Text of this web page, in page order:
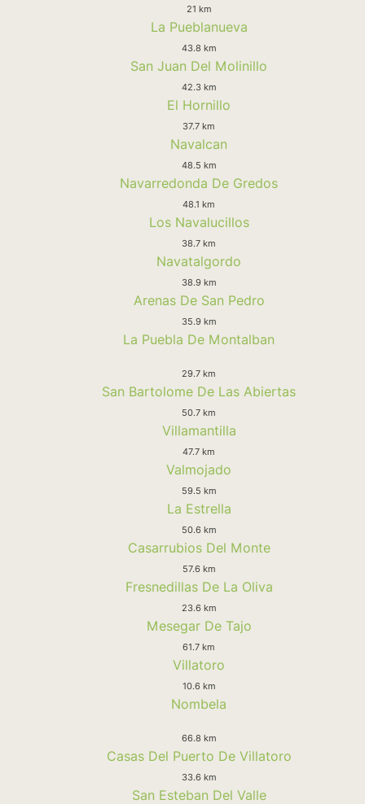
21 km
La Pueblanueva
43.8 km
San Juan Del Molinillo
42.3 km
El Hornillo
37.7 km
Navalcan
48.5 km
Navarredonda De Gredos
48.1 km
Los Navalucillos
38.7 km
Navatalgordo
38.9 km
Arenas De San Pedro
35.9 km
La Puebla De Montalban
29.7 km
San Bartolome De Las Abiertas
50.7 km
Villamantilla
47.7 km
Valmojado
59.5 km
La Estrella
50.6 km
Casarrubios Del Monte
57.6 km
Fresnedillas De La Oliva
23.6 km
Mesegar De Tajo
61.7 km
Villatoro
10.6 km
Nombela
66.8 km
Casas Del Puerto De Villatoro
33.6 km
San Esteban Del Valle